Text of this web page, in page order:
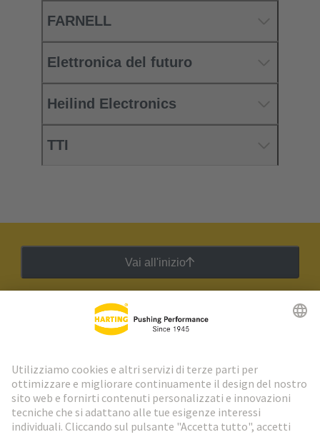
FARNELL
Elettronica del futuro
Heilind Electronics
TTI
Vai all'inizio
Newsletter HARTING
Vai al registrazione